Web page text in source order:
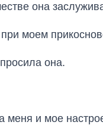
она
моем
она.
и мое